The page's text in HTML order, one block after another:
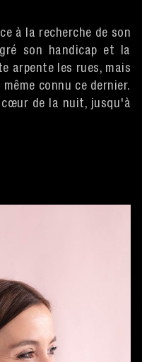
à la recherche de son
son handicap et la
arpente les rues, mais
connu ce dernier.
cœur de la nuit, jusqu'à